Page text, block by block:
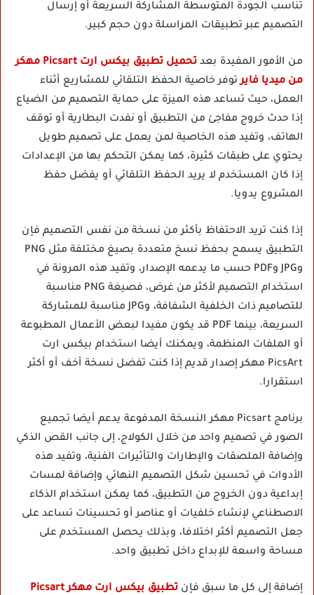
تناسب الجودة المتوسطة المشاركة السريعة أو إرسال
التصميم عبر تطبيقات المراسلة دون حجم كبير.
من الأمور المفيدة بعد
تحميل تطبيق بيكس ارت Picsart مهكر
من ميديا فايرتوفر خاصية الحفظ التلقائي للمشاريع أثناء
العمل، حيث تساعد هذه الميزة على حماية التصميم من الضياع
إذا حدث خروج مفاجئ من التطبيق أو نفدت البطارية أو توقف
الهاتف، وتفيد هذه الخاصية لمن يعمل على تصميم طويل
يحتوي على طبقات كثيرة، كما يمكن التحكم بها من الإعدادات
إذا كان المستخدم لا يريد الحفظ التلقائي أو يفضل حفظ
المشروع يدويا.
إذا كنت تريد الاحتفاظ بأكثر من نسخة من نفس التصميم فإن
التطبيق يسمح بحفظ نسخ متعددة بصيغ مختلفة مثل PNG
وJPG وPDF حسب ما يدعمه الإصدار، وتفيد هذه المرونة في
استخدام التصميم لأكثر من غرض، فصيغة PNG مناسبة
للتصاميم ذات الخلفية الشفافة، وJPG مناسبة للمشاركة
السريعة، بينما PDF قد يكون مفيدا لبعض الأعمال المطبوعة
أو الملفات المنظمة، ويمكنك أيضا استخدام بيكس ارت
PicsArt مهكر إصدار قديم إذا كنت تفضل نسخة أخف أو أكثر
استقرارا.
برنامج Picsart مهكر النسخة المدفوعة يدعم أيضا تجميع
الصور في تصميم واحد من خلال الكولاج، إلى جانب القص الذكي
وإضافة الملصقات والإطارات والتأثيرات الفنية، وتفيد هذه
الأدوات في تحسين شكل التصميم النهائي وإضافة لمسات
إبداعية دون الخروج من التطبيق، كما يمكن استخدام الذكاء
الاصطناعي لإنشاء خلفيات أو عناصر أو تحسينات تساعد على
جعل التصميم أكثر اختلافا، وبذلك يحصل المستخدم على
مساحة واسعة للإبداع داخل تطبيق واحد.
إضافة إلى كل ما سبق فإن
تطبيق بيكس ارت مهكر Picsart